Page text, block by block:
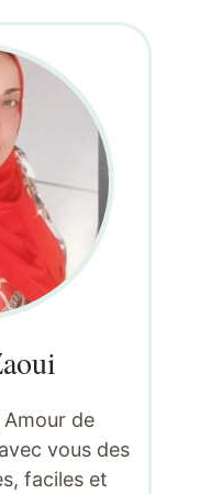
de
vous des
faciles et